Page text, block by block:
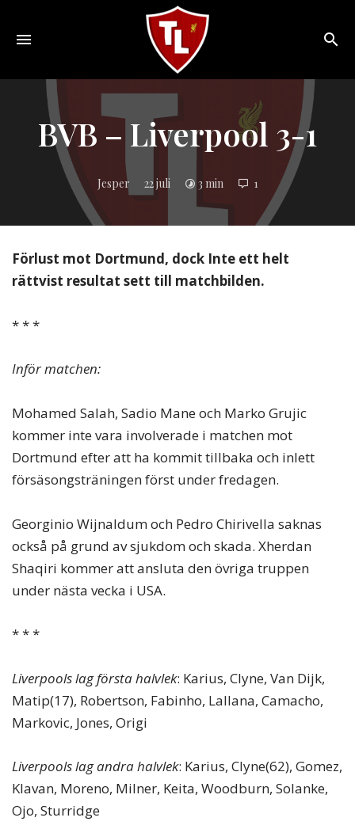
Sveriges
största
Liverpool
online
magazine!
BVB – Liverpool 3-1
Jesper 22 juli 3 min 1
Förlust mot Dortmund, dock Inte ett helt
rättvist resultat sett till matchbilden.
* * *
Inför matchen:
Mohamed Salah, Sadio Mane och Marko Grujic
kommer inte vara involverade i matchen mot
Dortmund efter att ha kommit tillbaka och inlett
försäsongsträningen först under fredagen.
Georginio Wijnaldum och Pedro Chirivella saknas
också på grund av sjukdom och skada. Xherdan
Shaqiri kommer att ansluta den övriga truppen
under nästa vecka i USA.
* * *
Liverpools lag första halvlek: Karius, Clyne, Van Dijk,
Matip(17), Robertson, Fabinho, Lallana, Camacho,
Markovic, Jones, Origi
Liverpools lag andra halvlek: Karius, Clyne(62), Gomez,
Klavan, Moreno, Milner, Keita, Woodburn, Solanke,
Ojo, Sturridge